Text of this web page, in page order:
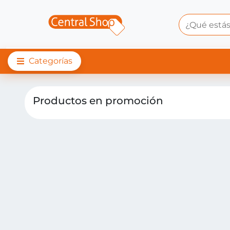
Categorías
Promociones | Central
Productos en promoción